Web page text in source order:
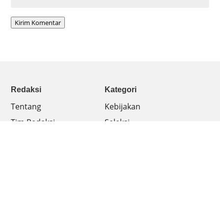
Kirim Komentar
Redaksi
Tentang
Tim Redaksi
Kategori
Kebijakan
Seleksi